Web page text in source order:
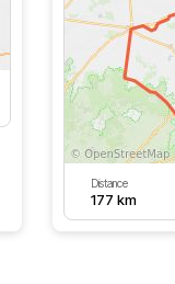
Distance
177 km